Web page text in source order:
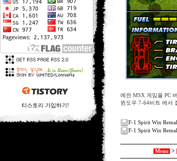
티스토리 가입하기!
예전 MSX 게임을 PC
윈도우 7-64비트 에서
F-1 Spirit Win
F-1 Spirit Win
Menu >